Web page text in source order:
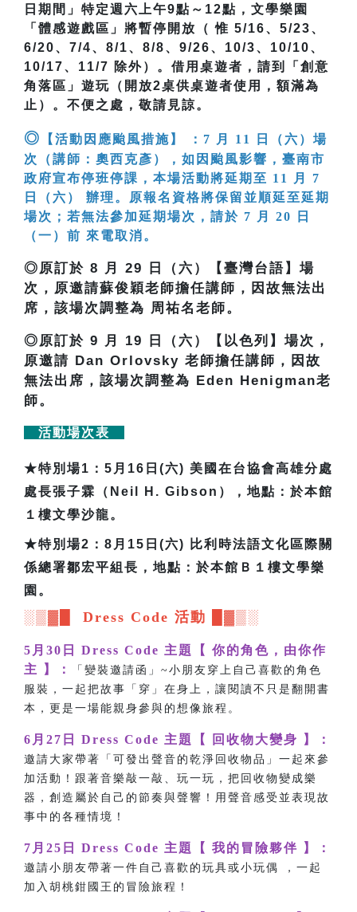
日期間」特定週六上午9點～ 12點，文學樂園
「體感遊戲區」將暫停開放（ 惟 5/16、5/23、
6/20、 7/4、 8/1、 8/8、 9/26、 10/3、 10/10、
10/17、 11/7 除外）。借用桌遊者，請到「創意
角落區」遊玩（開放2桌供桌遊者使用，額滿為
止）。不便之處，敬請見諒。
◎
【活動因應颱風措施】 ：7 月 11 日（六）場
次（講師：奧西克彥），如因颱風影響，臺南市
政府宣布停班停課，本場活動將延期至 11 月 7
日（六） 辦理。原報名資格將保留並順延至延期
場次；若無法參加延期場次，請於 7 月 20 日
（一）前 來電取消。
◎原訂於 8 月 29 日（六）【臺灣台語】場
次，原邀請蘇俊穎老師擔任講師，因故無法出
席，該場次調整為 周祐名老師。
◎原訂於 9 月 19 日（六）【以色列】場次，
原邀請 Dan Orlovsky 老師擔任講師，因故
無法出席，該場次調整為 Eden Henigman老
師。
活動場次表
★特別場1：5月16日(六) 美國在台協會高雄分處
處長張子霖（Neil H. Gibson），地點：於本館
１樓文學沙龍。
★特別場2：8月15日(六) 比利時法語文化區際關
係總署鄒宏平組長，地點：於本館Ｂ１樓文學樂
園。
░▒▓█ Dress Code 活動 █▓▒░
5月30日 Dress Code 主題【 你的角色，由你作
主 】：
「變裝邀請函」~小朋友穿上自己喜歡的角色
服裝，一起把故事「穿」在身上，讓閱讀不只是翻開書
本，更是一場能親身參與的想像旅程。
6月27日 Dress Code 主題【 回收物大變身 】：
邀請大家帶著「可發出聲音的乾淨回收物品」一起來參
加活動！跟著音樂敲一敲、玩一玩，把回收物變成樂
器，創造屬於自己的節奏與聲響！用聲音感受並表現故
事中的各種情境！
7月25日 Dress Code 主題【 我的冒險夥伴 】：
邀請小朋友帶著一件自己喜歡的玩具或小玩偶 ，一起
加入胡桃鉗國王的冒險旅程！